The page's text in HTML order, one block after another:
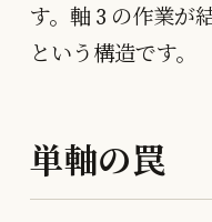
す。軸 3 の作業が
という構造です。
単軸の罠